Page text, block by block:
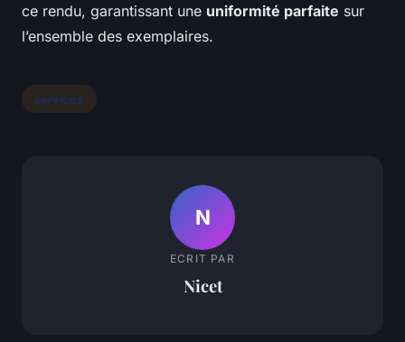
ce rendu, garantissant une uniformité parfaite sur
l’ensemble des exemplaires.
services
N
ECRIT PAR
Nicet